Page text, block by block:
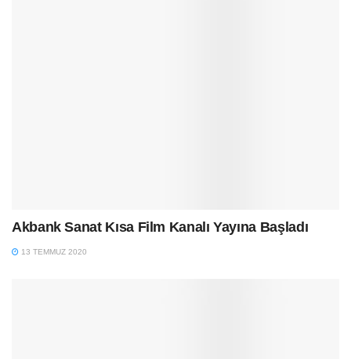
Akbank Sanat Kısa Film Kanalı Yayına Başladı
13 TEMMUZ 2020